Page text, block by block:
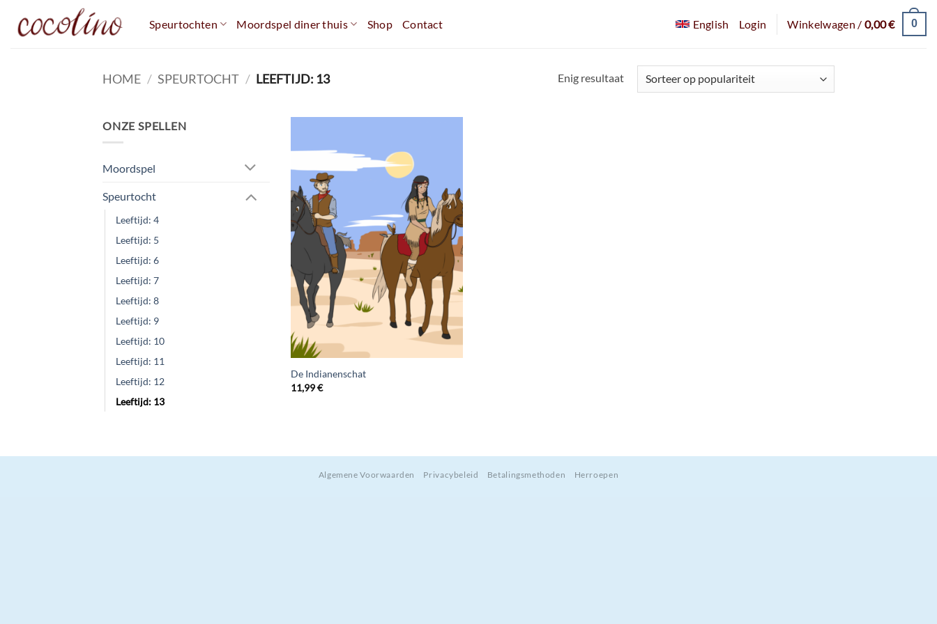
naar
Speurtochten Moordspel diner thuis Shop Contact English Login Winkelwagen / 0,00€ 0
HOME / SPEURTOCHT / LEEFTIJD: 13 Enig resultaat
ONZE SPELLEN
Moordspel
Speurtocht
Leeftijd: 4
Leeftijd: 5
Leeftijd: 6
Leeftijd: 7
Leeftijd: 8
Leeftijd: 9
Leeftijd: 10
Leeftijd: 11
Leeftijd: 12
Leeftijd: 13
De Indianenschat
11,99€
Algemene Voorwaarden Privacybeleid Betalingsmethoden Herroepen